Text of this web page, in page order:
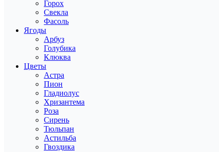
Горох
Свекла
Фасоль
Ягоды
Арбуз
Голубика
Клюква
Цветы
Астра
Пион
Гладиолус
Хризантема
Роза
Сирень
Тюльпан
Астильба
Гвоздика